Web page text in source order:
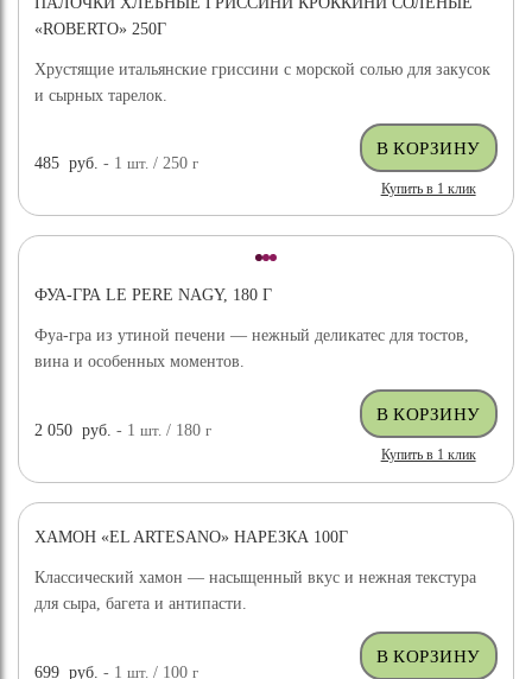
«ROBERTO» 250Г
Хрустящие итальянские гриссини с морской солью для закусок
и сырных тарелок.
485 руб. - 1шт. / 250г
Купить в 1 клик
ФУА-ГРА LE PERE NAGY, 180 Г
Фуа-гра из утиной печени — нежный деликатес для тостов,
вина и особенных моментов.
2 050 руб. - 1шт. / 180г
Купить в 1 клик
ХАМОН «EL ARTESANO» НАРЕЗКА 100Г
Классический хамон — насыщенный вкус и нежная текстура
для сыра, багета и антипасти.
699 руб. - 1шт. / 100г